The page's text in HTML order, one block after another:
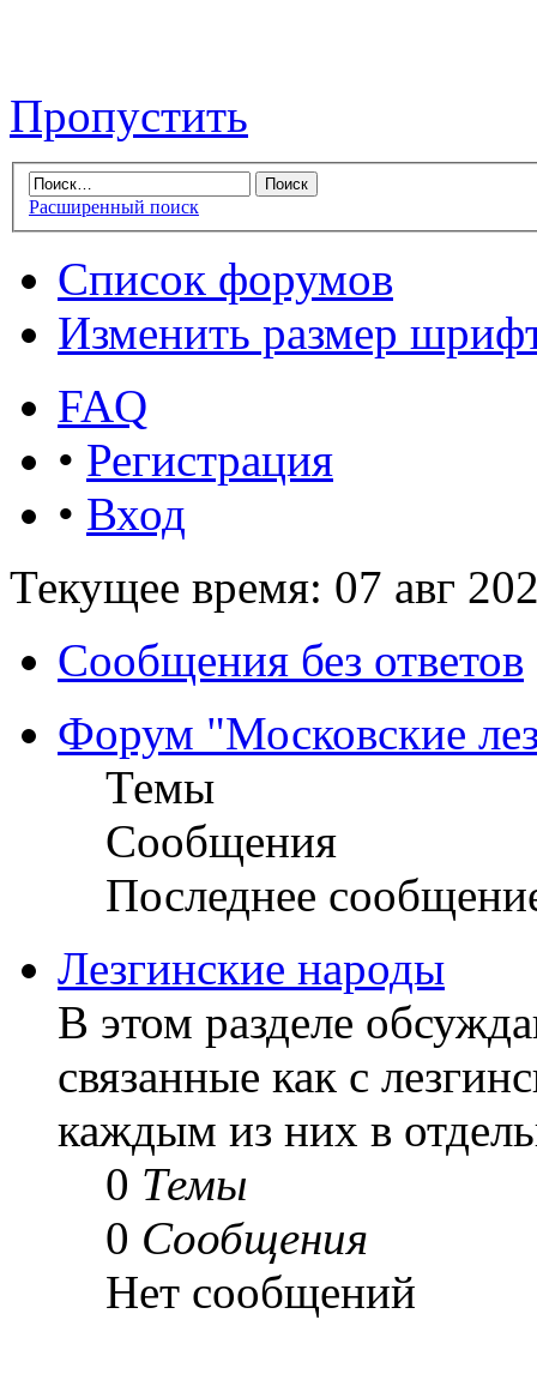
Пропустить
Расширенный поиск
Список форумов
Изменить размер
FAQ
• Регистрация
• Вход
Текущее время: 07 авг
Сообщения без ответов
Форум "Московские
Темы
Сообщения
Последнее
Лезгинские народы
В этом разделе
связанные как с
каждым из них в
0 Темы
0 Сообщения
Нет сообщений